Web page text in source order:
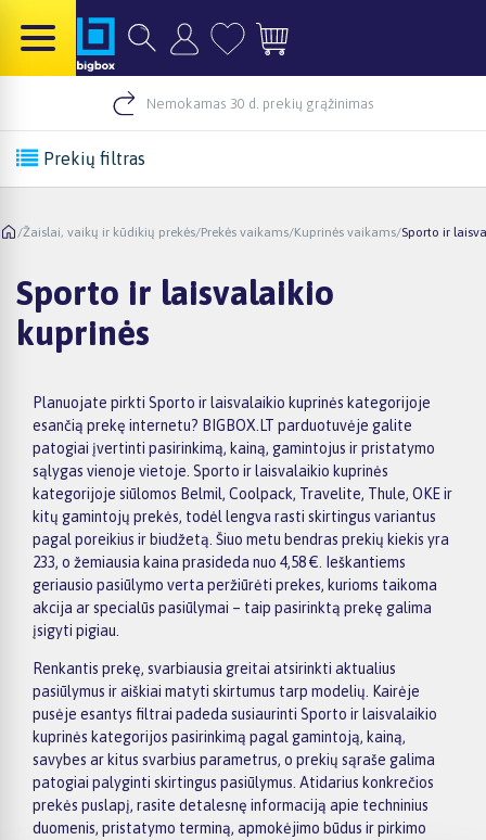
Nemokamas 30 d. prekių grąžinimas
Prekių filtras
/Žaislai, vaikų ir kūdikių prekės/Prekės vaikams/Kuprinės vaikams/Sporto ir
Sporto ir laisvalaikio
kuprinės
Planuojate pirkti Sporto ir laisvalaikio kuprinės kategorijoje
esančią prekę internetu? BIGBOX.LT parduotuvėje galite
patogiai įvertinti pasirinkimą, kainą, gamintojus ir pristatymo
sąlygas vienoje vietoje. Sporto ir laisvalaikio kuprinės
kategorijoje siūlomos Belmil, Coolpack, Travelite, Thule, OKE ir
kitų gamintojų prekės, todėl lengva rasti skirtingus variantus
pagal poreikius ir biudžetą. Šiuo metu bendras prekių kiekis yra
233, o žemiausia kaina prasideda nuo 4,58 €. Ieškantiems
geriausio pasiūlymo verta peržiūrėti prekes, kurioms taikoma
akcija ar specialūs pasiūlymai – taip pasirinktą prekę galima
įsigyti pigiau.
Renkantis prekę, svarbiausia greitai atsirinkti aktualius
pasiūlymus ir aiškiai matyti skirtumus tarp modelių. Kairėje
pusėje esantys filtrai padeda susiaurinti Sporto ir laisvalaikio
kuprinės kategorijos pasirinkimą pagal gamintoją, kainą,
savybes ar kitus svarbius parametrus, o prekių sąraše galima
patogiai palyginti skirtingus pasiūlymus. Atidarius konkrečios
prekės puslapį, rasite detalesnę informaciją apie techninius
duomenis, pristatymo terminą, apmokėjimo būdus ir pirkimo